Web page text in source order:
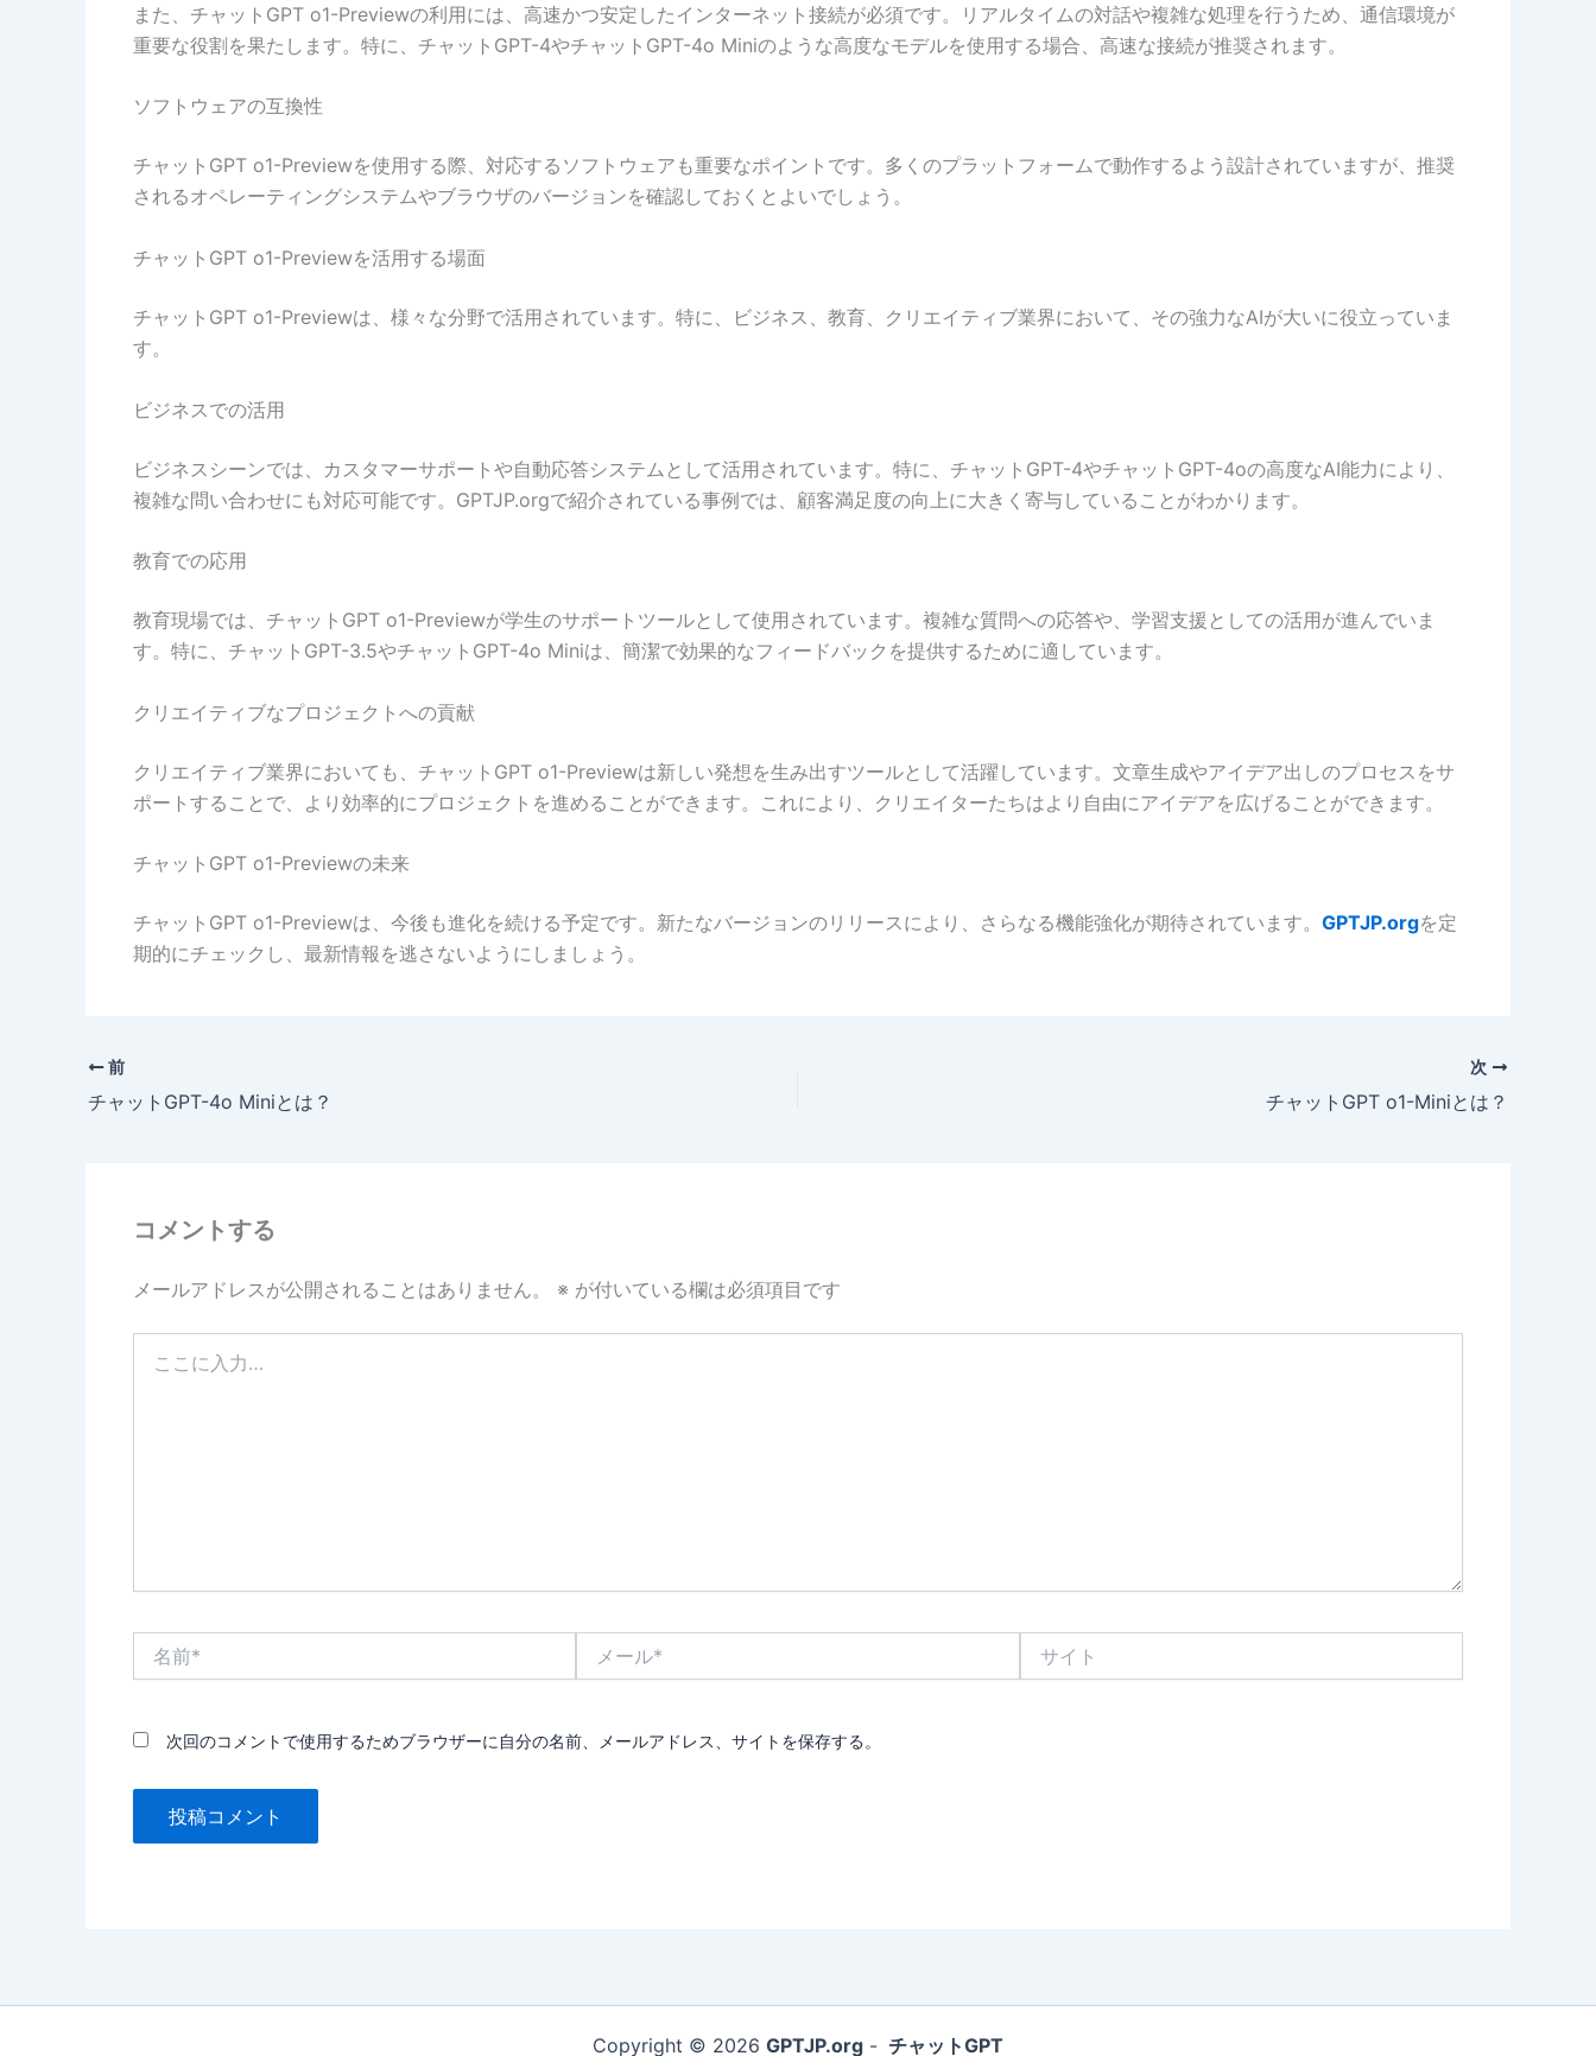
また、チャットGPT o1-Previewの利用には、高速かつ安定したインターネット接続が必須です。リアルタイムの対話や複雑な処理を行うため、通信環境が
重要な役割を果たします。特に、チャットGPT-4やチャットGPT-4o Miniのような高度なモデルを使用する場合、高速な接続が推奨されます。
ソフトウェアの互換性
チャットGPT o1-Previewを使用する際、対応するソフトウェアも重要なポイントです。多くのプラットフォームで動作するよう設計されていますが、推奨
されるオペレーティングシステムやブラウザのバージョンを確認しておくとよいでしょう。
チャットGPT o1-Previewを活用する場面
チャットGPT o1-Previewは、様々な分野で活用されています。特に、ビジネス、教育、クリエイティブ業界において、その強力なAIが大いに役立っていま
す。
ビジネスでの活用
ビジネスシーンでは、カスタマーサポートや自動応答システムとして活用されています。特に、チャットGPT-4やチャットGPT-4oの高度なAI能力により、
複雑な問い合わせにも対応可能です。GPTJP.orgで紹介されている事例では、顧客満足度の向上に大きく寄与していることがわかります。
教育での応用
教育現場では、チャットGPT o1-Previewが学生のサポートツールとして使用されています。複雑な質問への応答や、学習支援としての活用が進んでいま
す。特に、チャットGPT-3.5やチャットGPT-4o Miniは、簡潔で効果的なフィードバックを提供するために適しています。
クリエイティブなプロジェクトへの貢献
クリエイティブ業界においても、チャットGPT o1-Previewは新しい発想を生み出すツールとして活躍しています。文章生成やアイデア出しのプロセスをサ
ポートすることで、より効率的にプロジェクトを進めることができます。これにより、クリエイターたちはより自由にアイデアを広げることができます。
チャットGPT o1-Previewの未来
チャットGPT o1-Previewは、今後も進化を続ける予定です。新たなバージョンのリリースにより、さらなる機能強化が期待されています。 GPTJP.orgを定
期的にチェックし、最新情報を逃さないようにしましょう。
前
チャットGPT-4o Miniとは？
次
チャットGPT o1-Miniとは？
コメントする
メールアドレスが公開されることはありません。 ※ が付いている欄は必須項目です
次回のコメントで使用するためブラウザーに自分の名前、メールアドレス、サイトを保存する。
Copyright © 2026 GPTJP.org - チャットGPT